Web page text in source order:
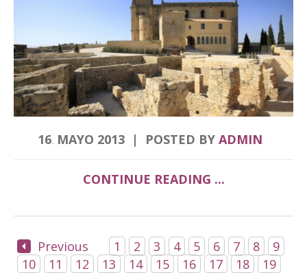
16. MAYO 2013 POSTED BY ADMIN
CONTINUE READING ...
Previous 1 2 3 4 5 6 7 8
9
10
11 12 13 14 15 16 17 18
19